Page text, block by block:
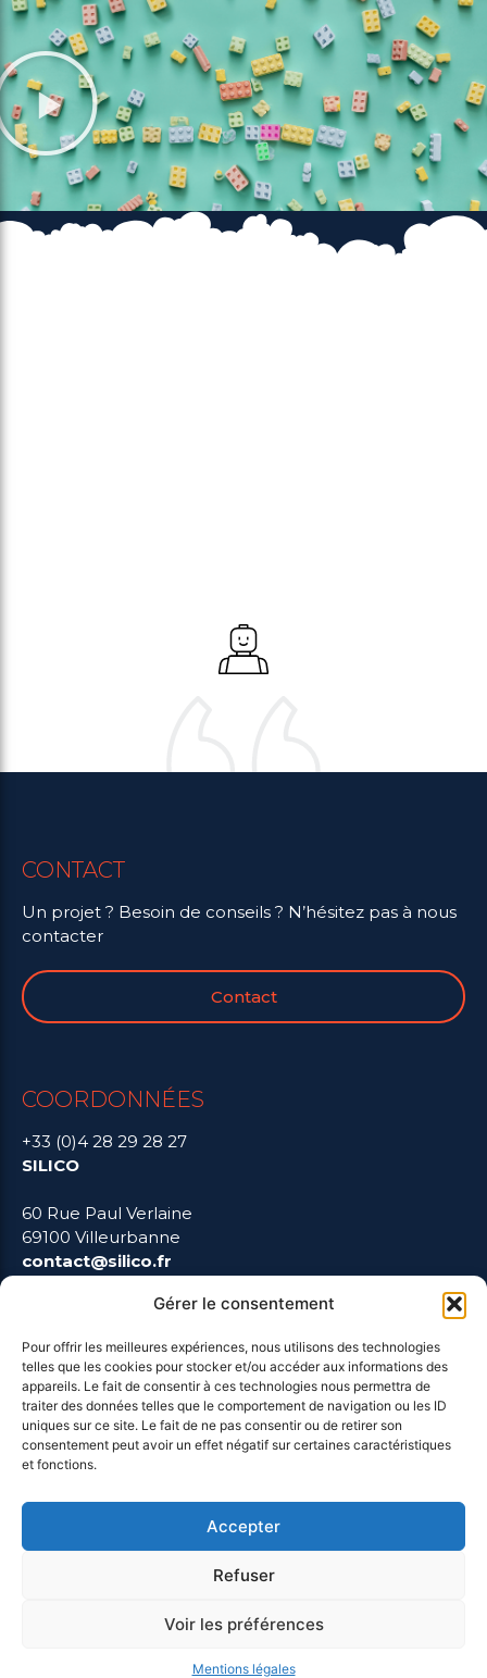
Gérer le consentement
Pour offrir les meilleures expériences, nous utilisons des technologies
telles que les cookies pour stocker et/ou accéder aux informations des
appareils. Le fait de consentir à ces technologies nous permettra de
traiter des données telles que le comportement de navigation ou les ID
uniques sur ce site. Le fait de ne pas consentir ou de retirer son
consentement peut avoir un effet négatif sur certaines caractéristiques
et fonctions.
Accepter
Refuser
Voir les préférences
Mentions légales
CONTACT
Un projet ? Besoin de conseils ? N’hésitez pas à nous
contacter
Contact
COORDONNÉES
+33 (0)4 28 29 28 27
SILICO
60 Rue Paul Verlaine
69100 Villeurbanne
contact@silico.fr
LIENS UTILES
Mentions Légales